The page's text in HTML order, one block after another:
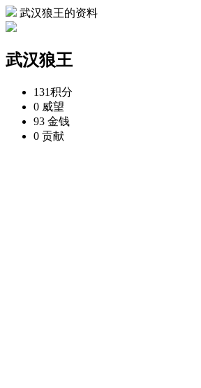
武汉狼王的资料
武汉狼王
131积分
0 威望
93 金钱
0 贡献